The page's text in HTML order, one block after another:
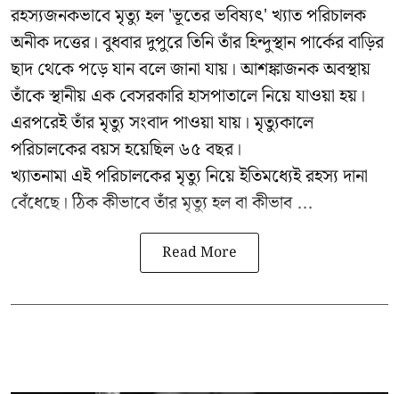
রহস্যজনকভাবে মৃত্যু হল 'ভূতের ভবিষ্যৎ' খ্যাত পরিচালক
অনীক দত্তের। বুধবার দুপুরে তিনি তাঁর হিন্দুস্থান পার্কের বাড়ির
ছাদ থেকে পড়ে যান বলে জানা যায়। আশঙ্কাজনক অবস্থায়
তাঁকে স্থানীয় এক বেসরকারি হাসপাতালে নিয়ে যাওয়া হয়।
এরপরেই তাঁর মৃত্যু সংবাদ পাওয়া যায়। মৃত্যুকালে
পরিচালকের বয়স হয়েছিল ৬৫ বছর।
খ্যাতনামা এই পরিচালকের মৃত্যু নিয়ে ইতিমধ্যেই রহস্য দানা
বেঁধেছে। ঠিক কীভাবে তাঁর মৃত্যু হল বা কীভাব ...
Read More